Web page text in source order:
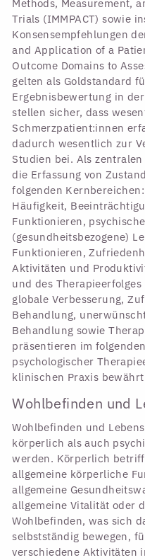
Methods, Measurement,
Trials (IMMPACT) sowie
Konsensempfehlungen
and Application of a
Outcome Domains to
gelten als Goldstandard
Ergebnisbewertung in
stellen sicher, dass
Schmerzpatient:innen
dadurch wesentlich zur
Studien bei. Als
die Erfassung von
folgenden
Häufigkeit,
Funktionieren,
(gesundheitsbezogene)
Funktionieren,
Aktivitäten und
und des
globale Verbesserung,
Behandlung,
Behandlung sowie
präsentieren im
psychologischer
klinischen Praxis
Wohlbefinden und
Wohlbefinden und
körperlich als auch
werden. Körperlich
allgemeine körperliche
allgemeine
allgemeine Vitalität oder
Wohlbefinden, was sich
selbstständig bewegen,
verschiedene Aktivitäten